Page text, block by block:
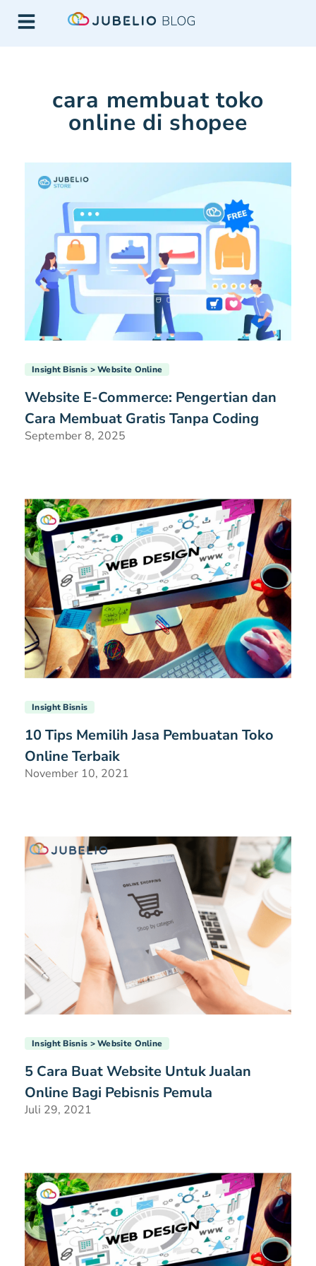
cara membuat toko
online di shopee
Insight Bisnis Website Online
Website E-Commerce: Pengertian dan
Cara Membuat Gratis Tanpa Coding
September 8, 2025
Insight Bisnis
10 Tips Memilih Jasa Pembuatan Toko
Online Terbaik
November 10, 2021
Insight Bisnis Website Online
5 Cara Buat Website Untuk Jualan
Online Bagi Pebisnis Pemula
Juli 29, 2021